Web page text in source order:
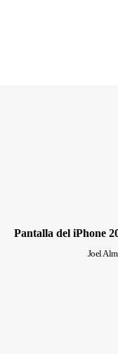
Pantalla del iPhone
Joel